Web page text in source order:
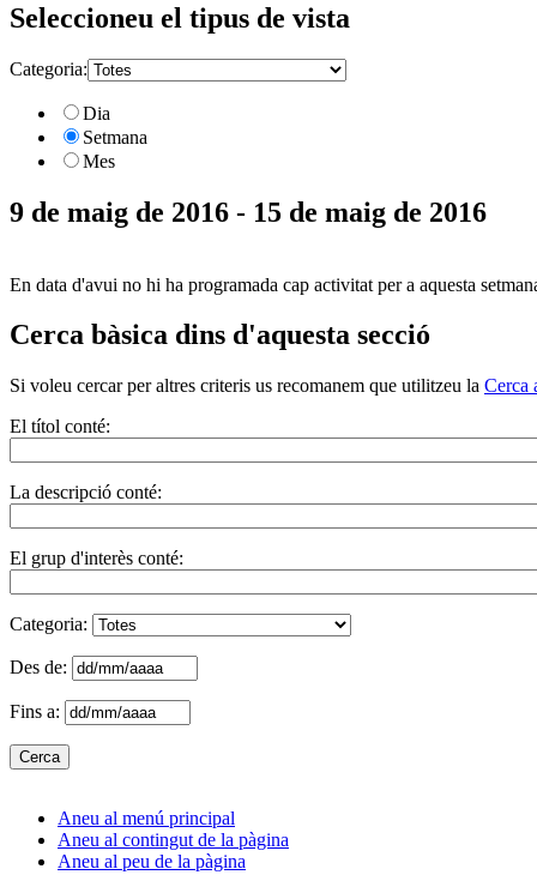
Seleccioneu el tipus de vista
Categoria:
Dia
Setmana
Mes
9 de maig de 2016 - 15 de maig de 2016
En data d'avui no hi ha programada cap activitat per a aquesta
Cerca bàsica dins d'aquesta secció
Si voleu cercar per altres criteris us recomanem que utilitzeu la Cerca
El títol conté:
La descripció conté:
El grup d'interès conté:
Categoria:
Des de:
Fins a:
Aneu al menú principal
Aneu al contingut de la pàgina
Aneu al peu de la pàgina